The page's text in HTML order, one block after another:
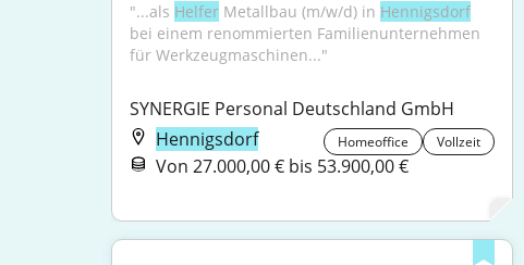
"...als Helfer Metallbau (m/w/d) in Hennigsdorf
bei einem renommierten Familienunternehmen
für Werkzeugmaschinen..."
SYNERGIE Personal Deutschland GmbH
Hennigsdorf
Homeoffice Vollzeit
Von 27.000,00 € bis 53.900,00 €